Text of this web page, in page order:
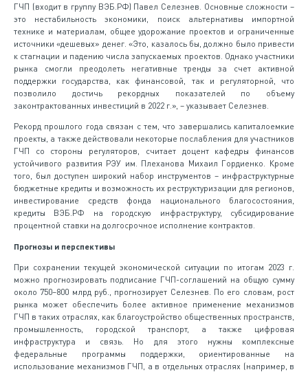
ГЧП (входит в группу ВЭБ.РФ) Павел Селезнев. Основные сложности –
это нестабильность экономики, поиск альтернативы импортной
технике и материалам, общее удорожание проектов и ограниченные
источники «дешевых» денег. «Это, казалось бы, должно было привести
к стагнации и падению числа запускаемых проектов. Однако участники
рынка смогли преодолеть негативные тренды за счет активной
поддержки государства, как финансовой, так и регуляторной, что
позволило достичь рекордных показателей по объему
законтрактованных инвестиций в 2022 г.», – указывает Селезнев.
Рекорд прошлого года связан с тем, что завершались капиталоемкие
проекты, а также действовали некоторые послабления для участников
ГЧП со стороны регуляторов, считает доцент кафедры финансов
устойчивого развития РЭУ им. Плеханова Михаил Гордиенко. Кроме
того, был доступен широкий набор инструментов – инфраструктурные
бюджетные кредиты и возможность их реструктуризации для регионов,
инвестирование средств фонда национального благосостояния,
кредиты ВЭБ.РФ на городскую инфраструктуру, субсидирование
процентной ставки на долгосрочное исполнение контрактов.
Прогнозы и перспективы
При сохранении текущей экономической ситуации по итогам 2023 г.
можно прогнозировать подписание ГЧП-соглашений на общую сумму
около 750–800 млрд руб., прогнозирует Селезнев. По его словам, рост
рынка может обеспечить более активное применение механизмов
ГЧП в таких отраслях, как благоустройство общественных пространств,
промышленность, городской транспорт, а также цифровая
инфраструктура и связь. Но для этого нужны комплексные
федеральные программы поддержки, ориентированные на
использование механизмов ГЧП, а в отдельных отраслях (например, в